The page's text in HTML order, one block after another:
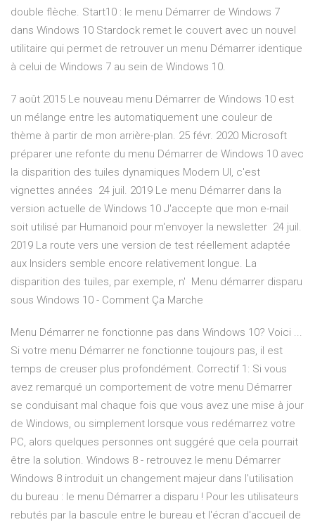
double flèche. Start10 : le menu Démarrer de Windows 7
dans Windows 10 Stardock remet le couvert avec un nouvel
utilitaire qui permet de retrouver un menu Démarrer identique
à celui de Windows 7 au sein de Windows 10.
7 août 2015 Le nouveau menu Démarrer de Windows 10 est
un mélange entre les automatiquement une couleur de
thème à partir de mon arrière-plan. 25 févr. 2020 Microsoft
préparer une refonte du menu Démarrer de Windows 10 avec
la disparition des tuiles dynamiques Modern UI, c'est
vignettes années 24 juil. 2019 Le menu Démarrer dans la
version actuelle de Windows 10 J'accepte que mon e-mail
soit utilisé par Humanoid pour m'envoyer la newsletter 24 juil.
2019 La route vers une version de test réellement adaptée
aux Insiders semble encore relativement longue. La
disparition des tuiles, par exemple, n' Menu démarrer disparu
sous Windows 10 - Comment Ça Marche
Menu Démarrer ne fonctionne pas dans Windows 10? Voici ...
Si votre menu Démarrer ne fonctionne toujours pas, il est
temps de creuser plus profondément. Correctif 1: Si vous
avez remarqué un comportement de votre menu Démarrer
se conduisant mal chaque fois que vous avez une mise à jour
de Windows, ou simplement lorsque vous redémarrez votre
PC, alors quelques personnes ont suggéré que cela pourrait
être la solution. Windows 8 - retrouvez le menu Démarrer
Windows 8 introduit un changement majeur dans l'utilisation
du bureau : le menu Démarrer a disparu ! Pour les utilisateurs
rebutés par la bascule entre le bureau et l'écran d'accueil de